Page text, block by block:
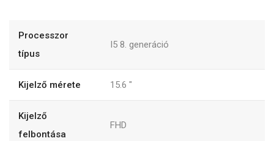
Processzor
típus
I5 8. generáció
Kijelző mérete 15.6 "
Kijelző
felbontása
FHD